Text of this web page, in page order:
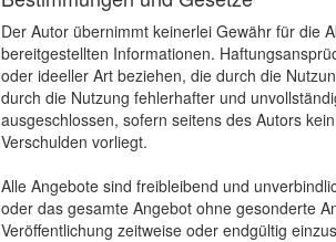
Der Autor übernimmt keinerlei Gewähr für die
bereitgestellten Informationen.
oder ideeller Art beziehen, die durch die
durch die Nutzung fehlerhafter und
ausgeschlossen, sofern seitens des Autors
Verschulden vorliegt.
Alle Angebote sind freibleibend und
oder das gesamte Angebot ohne gesonderte
Veröffentlichung zeitweise oder endgültig